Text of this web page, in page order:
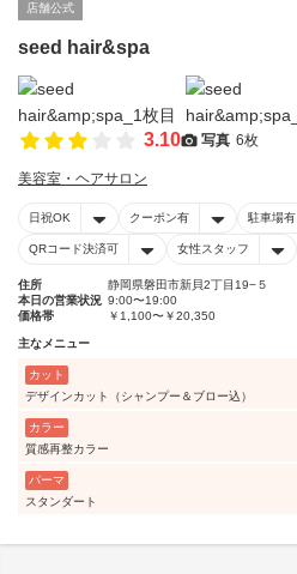
店舗公式
seed hair&spa
3.10 写真 6枚
美容室・ヘアサロン
日祝OK クーポン有 駐車場有
QRコード決済可 女性スタッフ
住所
静岡県磐田市新貝2丁目19−５
本日の営業状況 9:00〜19:00
価格帯
￥1,100〜￥20,350
主なメニュー
カット
デザインカット（シャンプー＆ブロー込）
カラー
質感再整カラー
パーマ
スタンダート